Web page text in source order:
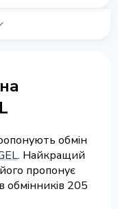
обмін
. Найкращий
пропонує
обмінників 205